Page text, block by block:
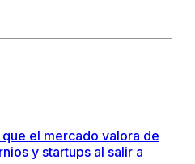
el mercado valora de
y startups al salir a